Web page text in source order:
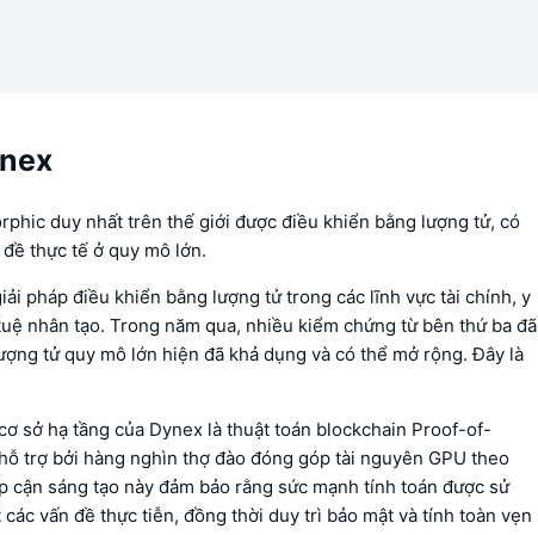
duy nhất trên thế giới được điều khiển bằng lượng tử, có
thực tế ở quy mô lớn.
pháp điều khiển bằng lượng tử trong các lĩnh vực tài chính, y
nhân tạo. Trong năm qua, nhiều kiểm chứng từ bên thứ ba đã
tử quy mô lớn hiện đã khả dụng và có thể mở rộng. Đây là
sở hạ tầng của Dynex là thuật toán blockchain Proof-of-
trợ bởi hàng nghìn thợ đào đóng góp tài nguyên GPU theo
cận sáng tạo này đảm bảo rằng sức mạnh tính toán được sử
vấn đề thực tiễn, đồng thời duy trì bảo mật và tính toàn vẹn